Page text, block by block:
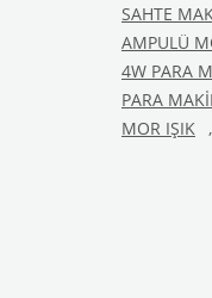
SAHTE
AMPULÜ
4W PARA
PARA
MOR IŞIK
,